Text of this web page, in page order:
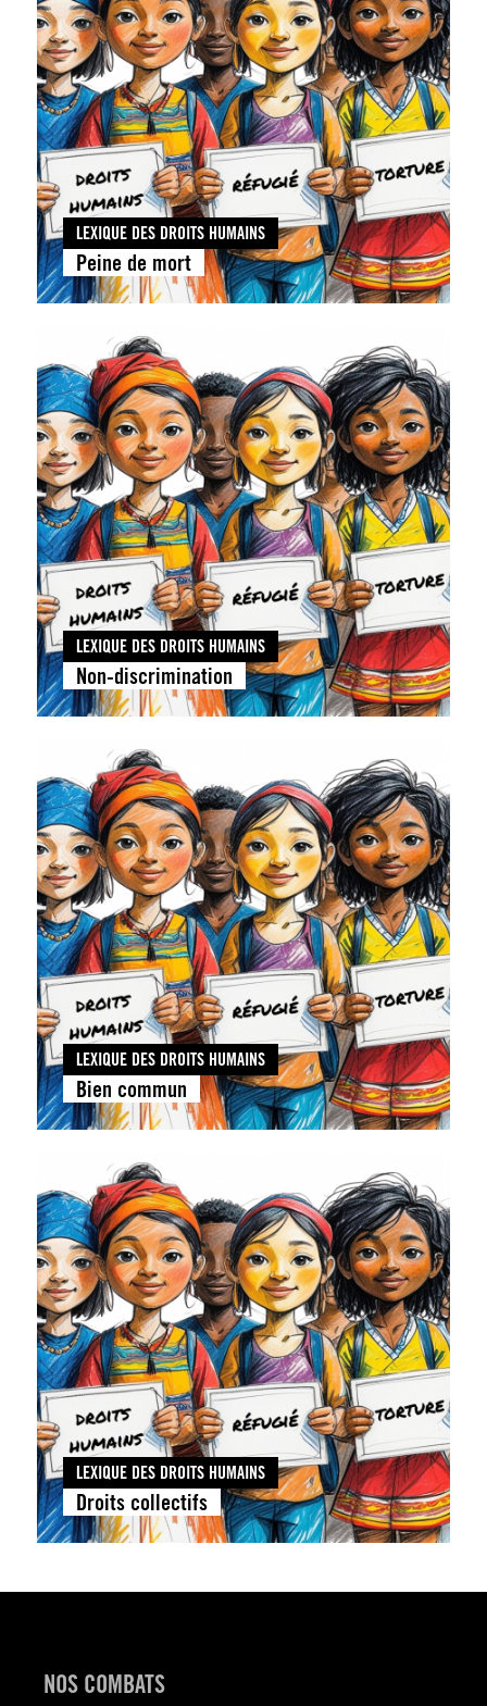
LEXIQUE DES DROITS HUMAINS
Peine de mort
LEXIQUE DES DROITS HUMAINS
Non-discrimination
LEXIQUE DES DROITS HUMAINS
Bien commun
LEXIQUE DES DROITS HUMAINS
Droits collectifs
NOS COMBATS